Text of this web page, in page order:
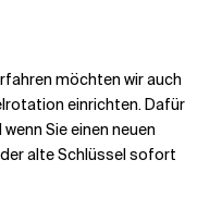
möchten wir auch
einrichten. Dafür
Sie einen neuen
alte Schlüssel sofort